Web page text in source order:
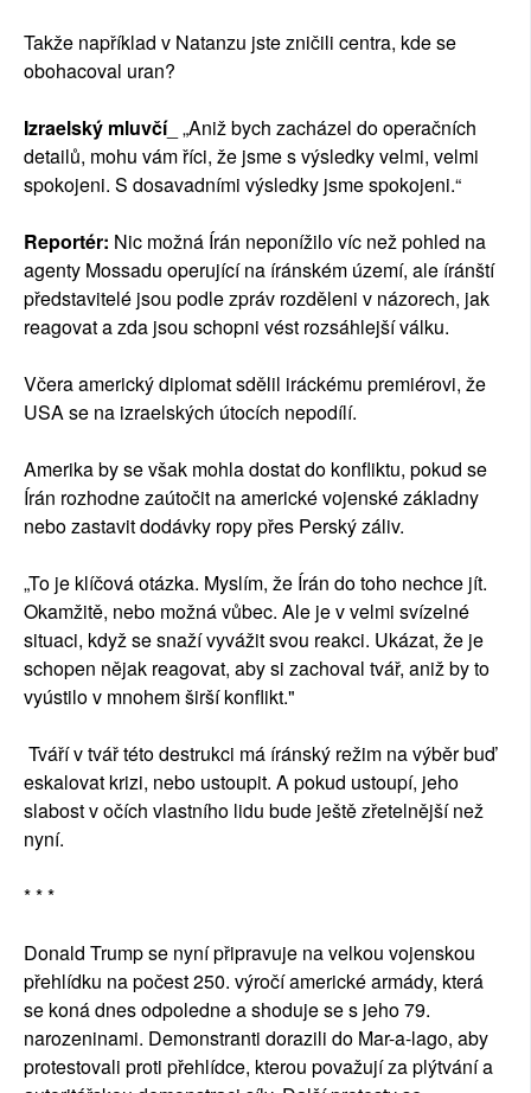
Takže například v Natanzu jste zničili centra, kde se
obohacoval uran?
Izraelský mluvčí_ „Aniž bych zacházel do operačních
detailů, mohu vám říci, že jsme s výsledky velmi, velmi
spokojeni. S dosavadními výsledky jsme spokojeni.“
Reportér: Nic možná Írán neponížilo víc než pohled na
agenty Mossadu operující na íránském území, ale íránští
představitelé jsou podle zpráv rozděleni v názorech, jak
reagovat a zda jsou schopni vést rozsáhlejší válku.
Včera americký diplomat sdělil iráckému premiérovi, že
USA se na izraelských útocích nepodílí.
Amerika by se však mohla dostat do konfliktu, pokud se
Írán rozhodne zaútočit na americké vojenské základny
nebo zastavit dodávky ropy přes Perský záliv.
„To je klíčová otázka. Myslím, že Írán do toho nechce jít.
Okamžitě, nebo možná vůbec. Ale je v velmi svízelné
situaci, když se snaží vyvážit svou reakci. Ukázat, že je
schopen nějak reagovat, aby si zachoval tvář, aniž by to
vyústilo v mnohem širší konflikt."
Tváří v tvář této destrukci má íránský režim na výběr buď
eskalovat krizi, nebo ustoupit. A pokud ustoupí, jeho
slabost v očích vlastního lidu bude ještě zřetelnější než
nyní.
* * *
Donald Trump se nyní připravuje na velkou vojenskou
přehlídku na počest 250. výročí americké armády, která
se koná dnes odpoledne a shoduje se s jeho 79.
narozeninami. Demonstranti dorazili do Mar-a-lago, aby
protestovali proti přehlídce, kterou považují za plýtvání a